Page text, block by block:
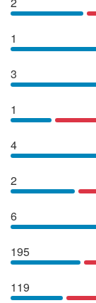
1
3
1
4
2
6
195
119